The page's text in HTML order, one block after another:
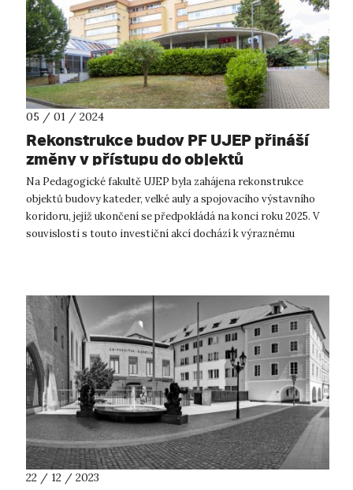
05 / 01 / 2024
Rekonstrukce budov PF UJEP přináší
změny v přístupu do objektů
Na Pedagogické fakultě UJEP byla zahájena rekonstrukce
objektů budovy kateder, velké auly a spojovacího výstavního
koridoru, jejíž ukončení se předpokládá na konci roku 2025. V
souvislosti s touto investiční akcí dochází k výraznému
22 / 12 / 2023